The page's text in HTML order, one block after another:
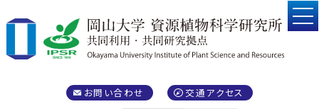
お問い合わせ
交通アクセス